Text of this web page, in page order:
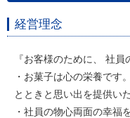
経営理念
『お客様のために、 社員
・お菓子は心の栄養です
とときと思い出を提供い
・社員の物心両面の幸福